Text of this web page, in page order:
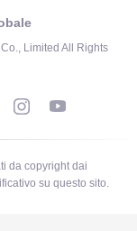
Limited All Rights
da copyright dai
su questo sito.